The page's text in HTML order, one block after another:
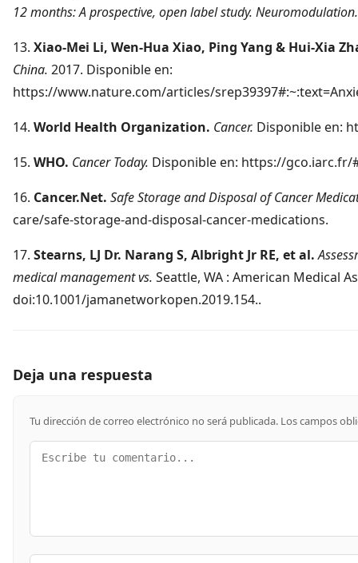
12 months: A prospective, open label study.
13. Xiao-Mei Li, Wen-Hua Xiao, Ping Yang & Hui-Xia
China. 2017. Disponible en:
https://www.nature.com/articles/
14. World Health Organization. Cancer. Disponible en:
15. WHO. Cancer Today. Disponible en: https://gco.iarc.fr/
16. Cancer.Net. Safe Storage and Disposal of Cancer
care/safe-storage-and-disposal-cancer-medications.
17. Stearns, LJ Dr. Narang S, Albright Jr RE, et al.
medical management vs. Seattle, WA : American Medical
doi:10.1001/jamanetworkopen.2019.154..
Deja una respuesta
Tu dirección de correo electrónico no será publicada. Los campos